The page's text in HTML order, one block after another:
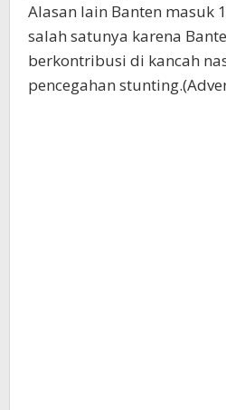
Alasan lain Banten masuk
salah satunya karena
berkontribusi di kancah
pencegahan